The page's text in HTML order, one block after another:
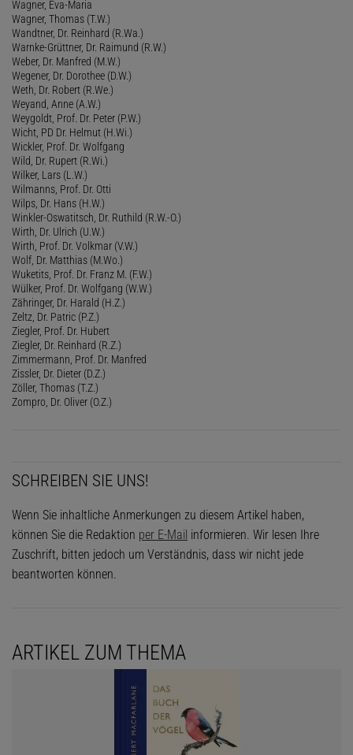
Wagner, Eva-Maria
Wagner, Thomas (T.W.)
Wandtner, Dr. Reinhard (R.Wa.)
Warnke-Grüttner, Dr. Raimund (R.W.)
Weber, Dr. Manfred (M.W.)
Wegener, Dr. Dorothee (D.W.)
Weth, Dr. Robert (R.We.)
Weyand, Anne (A.W.)
Weygoldt, Prof. Dr. Peter (P.W.)
Wicht, PD Dr. Helmut (H.Wi.)
Wickler, Prof. Dr. Wolfgang
Wild, Dr. Rupert (R.Wi.)
Wilker, Lars (L.W.)
Wilmanns, Prof. Dr. Otti
Wilps, Dr. Hans (H.W.)
Winkler-Oswatitsch, Dr. Ruthild (R.W.-O.)
Wirth, Dr. Ulrich (U.W.)
Wirth, Prof. Dr. Volkmar (V.W.)
Wolf, Dr. Matthias (M.Wo.)
Wuketits, Prof. Dr. Franz M. (F.W.)
Wülker, Prof. Dr. Wolfgang (W.W.)
Zähringer, Dr. Harald (H.Z.)
Zeltz, Dr. Patric (P.Z.)
Ziegler, Prof. Dr. Hubert
Ziegler, Dr. Reinhard (R.Z.)
Zimmermann, Prof. Dr. Manfred
Zissler, Dr. Dieter (D.Z.)
Zöller, Thomas (T.Z.)
Zompro, Dr. Oliver (O.Z.)
SCHREIBEN SIE UNS!
Wenn Sie inhaltliche Anmerkungen zu diesem Artikel haben,
können Sie die Redaktion per E-Mail informieren. Wir lesen Ihre
Zuschrift, bitten jedoch um Verständnis, dass wir nicht jede
beantworten können.
ARTIKEL ZUM THEMA